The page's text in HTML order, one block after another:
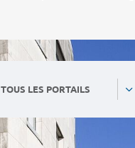
TOUS LES PORTAILS